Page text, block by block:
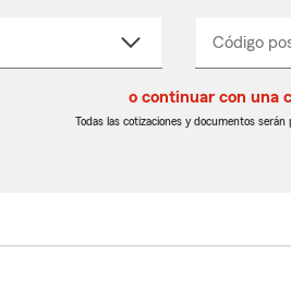
Código
_____
o continuar con una
Todas las cotizaciones y documentos serán